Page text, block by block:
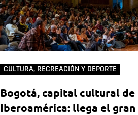
CULTURA, RECREACIÓN Y DEPORTE
Bogotá, capital cultural de
Iberoamérica: llega el gran